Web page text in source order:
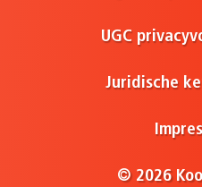
UGC
Juridische
© 2026